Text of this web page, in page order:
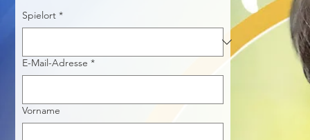
Spielort *
E-Mail-Adresse *
Vorname